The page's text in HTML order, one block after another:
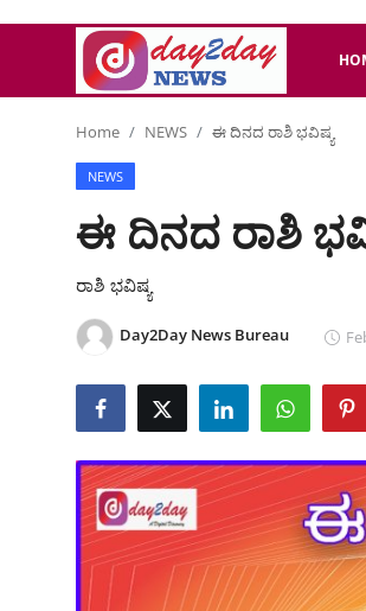
Auto-Tech
ENTERTAINMENT
SPORTS
Home NEWS ಈ ದಿನದ ರಾಶಿ ಭವಿಷ್ಯ
NEWS
ಈ ದಿನದ ರಾಶಿ
ರಾಶಿ ಭವಿಷ್ಯ
Day2Day News Bureau